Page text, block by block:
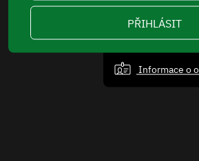
PŘIHLÁSIT
Informace o